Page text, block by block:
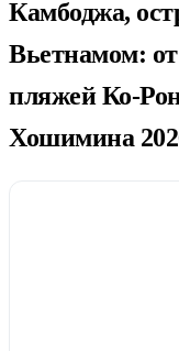
Камбоджа,
Вьетнамом:
пляжей Ко-
Хошимина